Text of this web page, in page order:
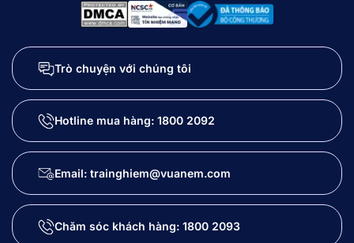
Trò chuyện với chúng tôi
Hotline mua hàng: 1800 2092
Email: trainghiem@vuanem.com
Chăm sóc khách hàng: 1800 2093